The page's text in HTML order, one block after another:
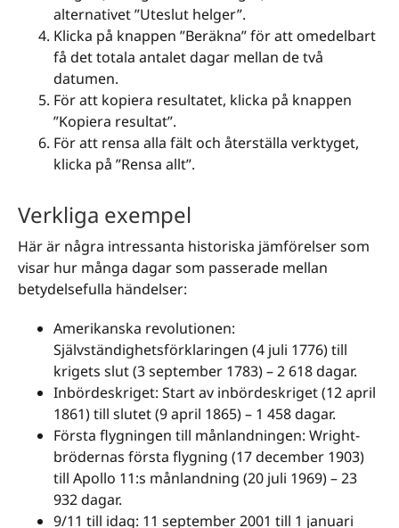
alternativet ”Uteslut helger”.
Klicka på knappen ”Beräkna” för att omedelbart
få det totala antalet dagar mellan de två
datumen.
För att kopiera resultatet, klicka på knappen
”Kopiera resultat”.
För att rensa alla fält och återställa verktyget,
klicka på ”Rensa allt”.
Verkliga exempel
Här är några intressanta historiska jämförelser som
visar hur många dagar som passerade mellan
betydelsefulla händelser:
Amerikanska revolutionen:
Självständighetsförklaringen (4 juli 1776) till
krigets slut (3 september 1783) – 2 618 dagar.
Inbördeskriget: Start av inbördeskriget (12 april
1861) till slutet (9 april 1865) – 1 458 dagar.
Första flygningen till månlandningen: Wright-
brödernas första flygning (17 december 1903)
till Apollo 11:s månlandning (20 juli 1969) – 23
932 dagar.
9/11 till idag: 11 september 2001 till 1 januari